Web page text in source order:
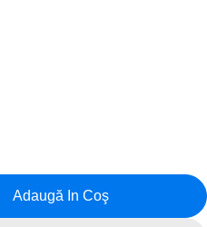
Protectie Corp Bicicleta
Pentru Protectie Corp
Adaugă In Coş